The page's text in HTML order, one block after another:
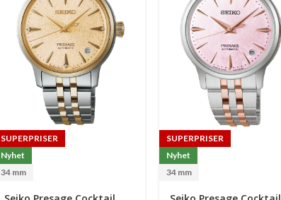
SUPERPRISER
Nyhet
34 mm
SUPERPRISER
Nyhet
34 mm